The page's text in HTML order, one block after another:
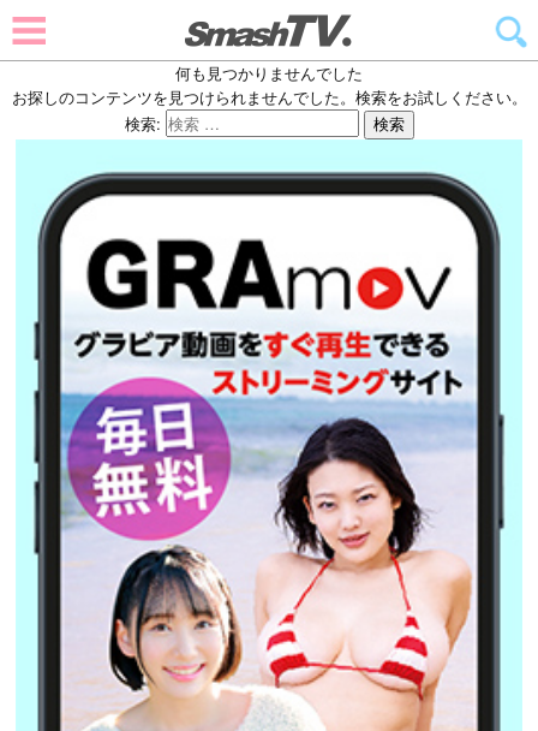
何も見つかりませんでした
お探しのコンテンツを見つけられませんでした。検索をお試しください。
検索:
検索